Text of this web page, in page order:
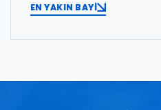
EN YAKIN BAYİ